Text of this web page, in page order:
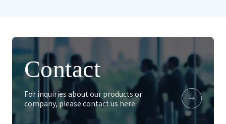
Contact
For inquiries about our products or
company, please contact us here.